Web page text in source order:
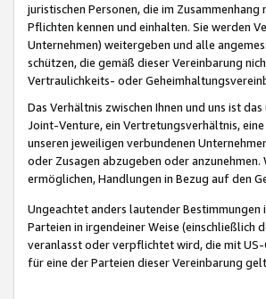
juristischen Personen, die im
Pflichten kennen und einhalten. Sie werden
Unternehmen) weitergeben und alle
schützen, die gemäß dieser Vereinbarung
Vertraulichkeits- oder
Das Verhältnis zwischen Ihnen und uns ist
Joint-Venture, ein Vertretungsverhältnis,
unseren jeweiligen verbundenen
oder Zusagen abzugeben oder
ermöglichen, Handlungen in Bezug auf den
Ungeachtet anders lautender
Parteien in irgendeiner Weise (einschließlich
veranlasst oder verpflichtet wird, die mit
für eine der Parteien dieser Vereinbarung